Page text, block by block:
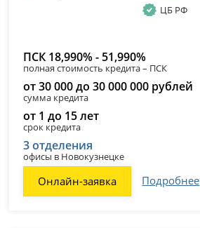
ЦБ РФ
ПСК 18,990% - 51,990%
полная стоимость кредита – ПСК
от 30 000 до 30 000 000 рублей
сумма кредита
от 1 до 15 лет
срок кредита
3 отделения
офисы в Новокузнецке
Онлайн-заявка Подробнее